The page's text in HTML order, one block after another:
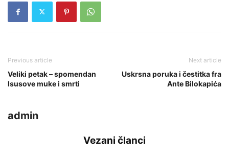
Previous article
Veliki petak – spomendan
Isusove muke i smrti
Next article
Uskrsna poruka i čestitka fra
Ante Bilokapića
admin
Vezani članci